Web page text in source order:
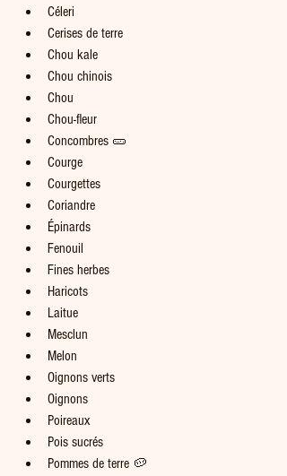
Céleri
Cerises de terre
Chou kale
Chou chinois
Chou
Chou-fleur
Concombres 🥒
Courge
Courgettes
Coriandre
Épinards
Fenouil
Fines herbes
Haricots
Laitue
Mesclun
Melon
Oignons verts
Oignons
Poireaux
Pois sucrés
Pommes de terre 🥔